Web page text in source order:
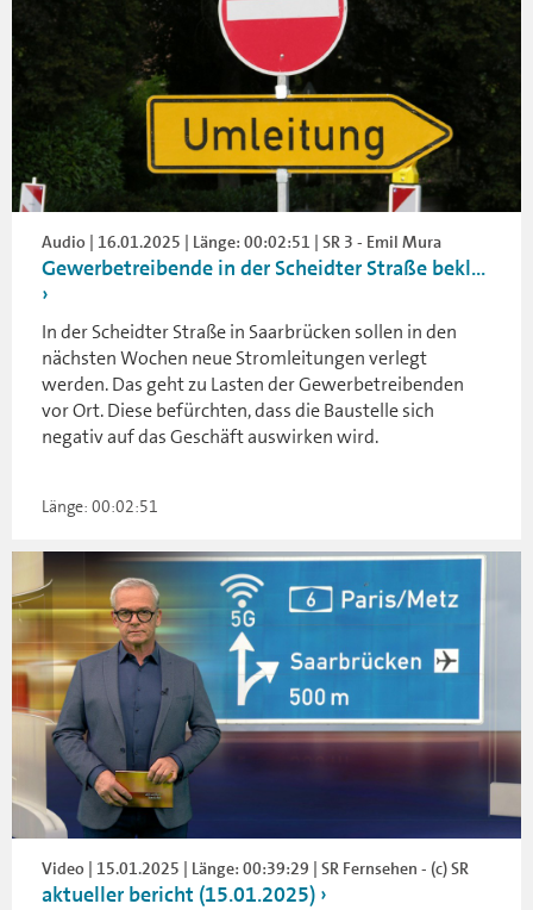
Audio | 16.01.2025 | Länge: 00:02:51 | SR 3 - Emil Mura
Gewerbetreibende in der Scheidter Straße bekl...
In der Scheidter Straße in Saarbrücken sollen in den
nächsten Wochen neue Stromleitungen verlegt
werden. Das geht zu Lasten der Gewerbetreibenden
vor Ort. Diese befürchten, dass die Baustelle sich
negativ auf das Geschäft auswirken wird.
Länge: 00:02:51
Video | 15.01.2025 | Länge: 00:39:29 | SR Fernsehen - (c) SR
aktueller bericht (15.01.2025)